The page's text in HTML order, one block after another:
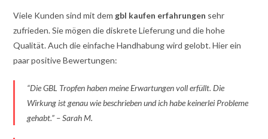
Viele Kunden sind mit dem gbl kaufen erfahrungen sehr
zufrieden. Sie mögen die diskrete Lieferung und die hohe
Qualität. Auch die einfache Handhabung wird gelobt. Hier ein
paar positive Bewertungen:
“Die GBL Tropfen haben meine Erwartungen voll erfüllt. Die
Wirkung ist genau wie beschrieben und ich habe keinerlei Probleme
gehabt.” – Sarah M.